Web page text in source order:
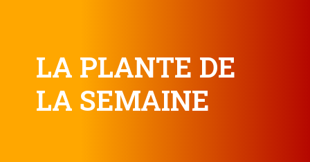
LA PLANTE DE
LA SEMAINE